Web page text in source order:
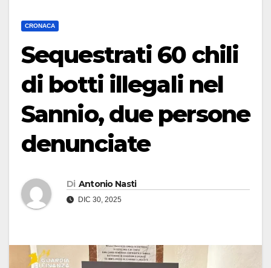
CRONACA
Sequestrati 60 chili
di botti illegali nel
Sannio, due persone
denunciate
Di Antonio Nasti
DIC 30, 2025